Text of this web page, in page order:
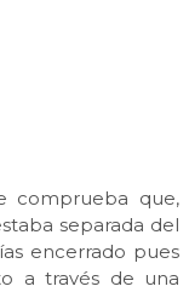
comprueba que,
separada del
encerrado pues
a través de una